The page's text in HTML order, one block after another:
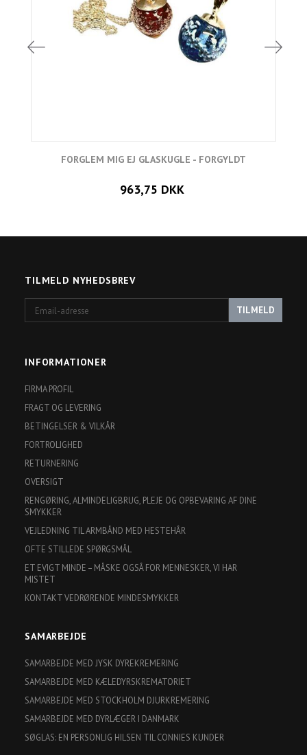
FORGLEM MIG EJ GLASKUGLE - FORGYLDT
963,75 DKK
TILMELD NYHEDSBREV
adresse
TILMELD
INFORMATIONER
FIRMA PROFIL
FRAGT OG LEVERING
BETINGELSER & VILKÅR
FORTROLIGHED
RETURNERING
OVERSIGT
RENGØRING, ALMINDELIGBRUG, PLEJE OG OPBEVARING AF DINE
SMYKKER
VEJLEDNING TIL ARMBÅND MED HESTEHÅR
OFTE STILLEDE SPØRGSMÅL
ET EVIGT MINDE – MÅSKE OGSÅ FOR MENNESKER, VI HAR
MISTET
KONTAKT VEDRØRENDE MINDESMYKKER
SAMARBEJDE
SAMARBEJDE MED JYSK DYREKREMERING
SAMARBEJDE MED KÆLEDYRSKREMATORIET
SAMARBEJDE MED STOCKHOLM DJURKREMERING
SAMARBEJDE MED DYRLÆGER I DANMARK
SØGLAS: EN PERSONLIG HILSEN TIL CONNIES KUNDER